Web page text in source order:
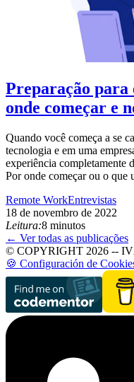
Preparação para
onde começar e
Quando você começa a se
tecnologia e em uma
experiência completamente
Por onde começar ou o que
Remote WorkEntrevistas
18 de novembro de 2022
Leitura:8 minutos
← Ver todas as publicações
© COPYRIGHT 2026 --
🍪 Configuración de